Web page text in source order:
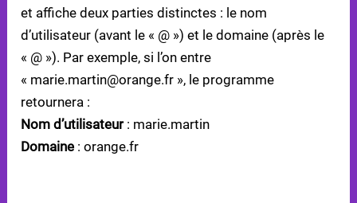
et affiche deux parties distinctes : le nom
d’utilisateur (avant le « @ ») et le domaine (après le
« @ »). Par exemple, si l’on entre
« marie.martin@orange.fr », le programme
retournera :
Nom d’utilisateur: marie.martin
Domaine : orange.fr